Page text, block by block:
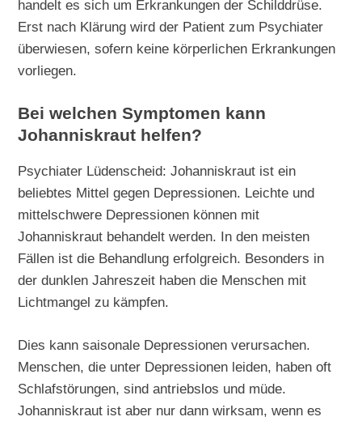
handelt es sich um Erkrankungen der Schilddrüse.
Erst nach Klärung wird der Patient zum Psychiater
überwiesen, sofern keine körperlichen Erkrankungen
vorliegen.
Bei welchen Symptomen kann
Johanniskraut helfen?
Psychiater Lüdenscheid: Johanniskraut ist ein
beliebtes Mittel gegen Depressionen. Leichte und
mittelschwere Depressionen können mit
Johanniskraut behandelt werden. In den meisten
Fällen ist die Behandlung erfolgreich. Besonders in
der dunklen Jahreszeit haben die Menschen mit
Lichtmangel zu kämpfen.
Dies kann saisonale Depressionen verursachen.
Menschen, die unter Depressionen leiden, haben oft
Schlafstörungen, sind antriebslos und müde.
Johanniskraut ist aber nur dann wirksam, wenn es